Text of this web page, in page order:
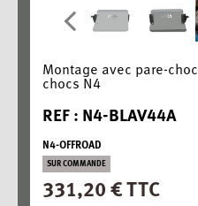
Montage avec pare-
chocs N4
REF : N4-BLAV44A
N4-OFFROAD
SUR COMMANDE
331,20 € TTC